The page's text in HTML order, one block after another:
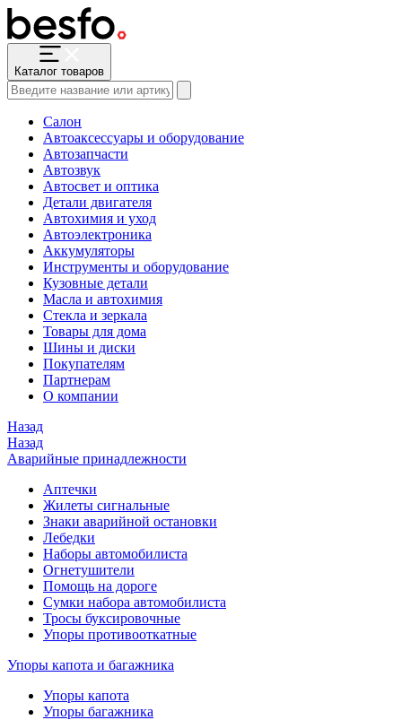
Каталог товаров
Салон
Автоаксессуары и оборудование
Автозапчасти
Автозвук
Автосвет и оптика
Детали двигателя
Автохимия и уход
Автоэлектроника
Аккумуляторы
Инструменты и оборудование
Кузовные детали
Масла и автохимия
Стекла и зеркала
Товары для дома
Шины и диски
Покупателям
Партнерам
О компании
Назад
Назад
Аварийные принадлежности
Аптечки
Жилеты сигнальные
Знаки аварийной остановки
Лебедки
Наборы автомобилиста
Огнетушители
Помощь на дороге
Сумки набора автомобилиста
Тросы буксировочные
Упоры противооткатные
Упоры капота и багажника
Упоры капота
Упоры багажника